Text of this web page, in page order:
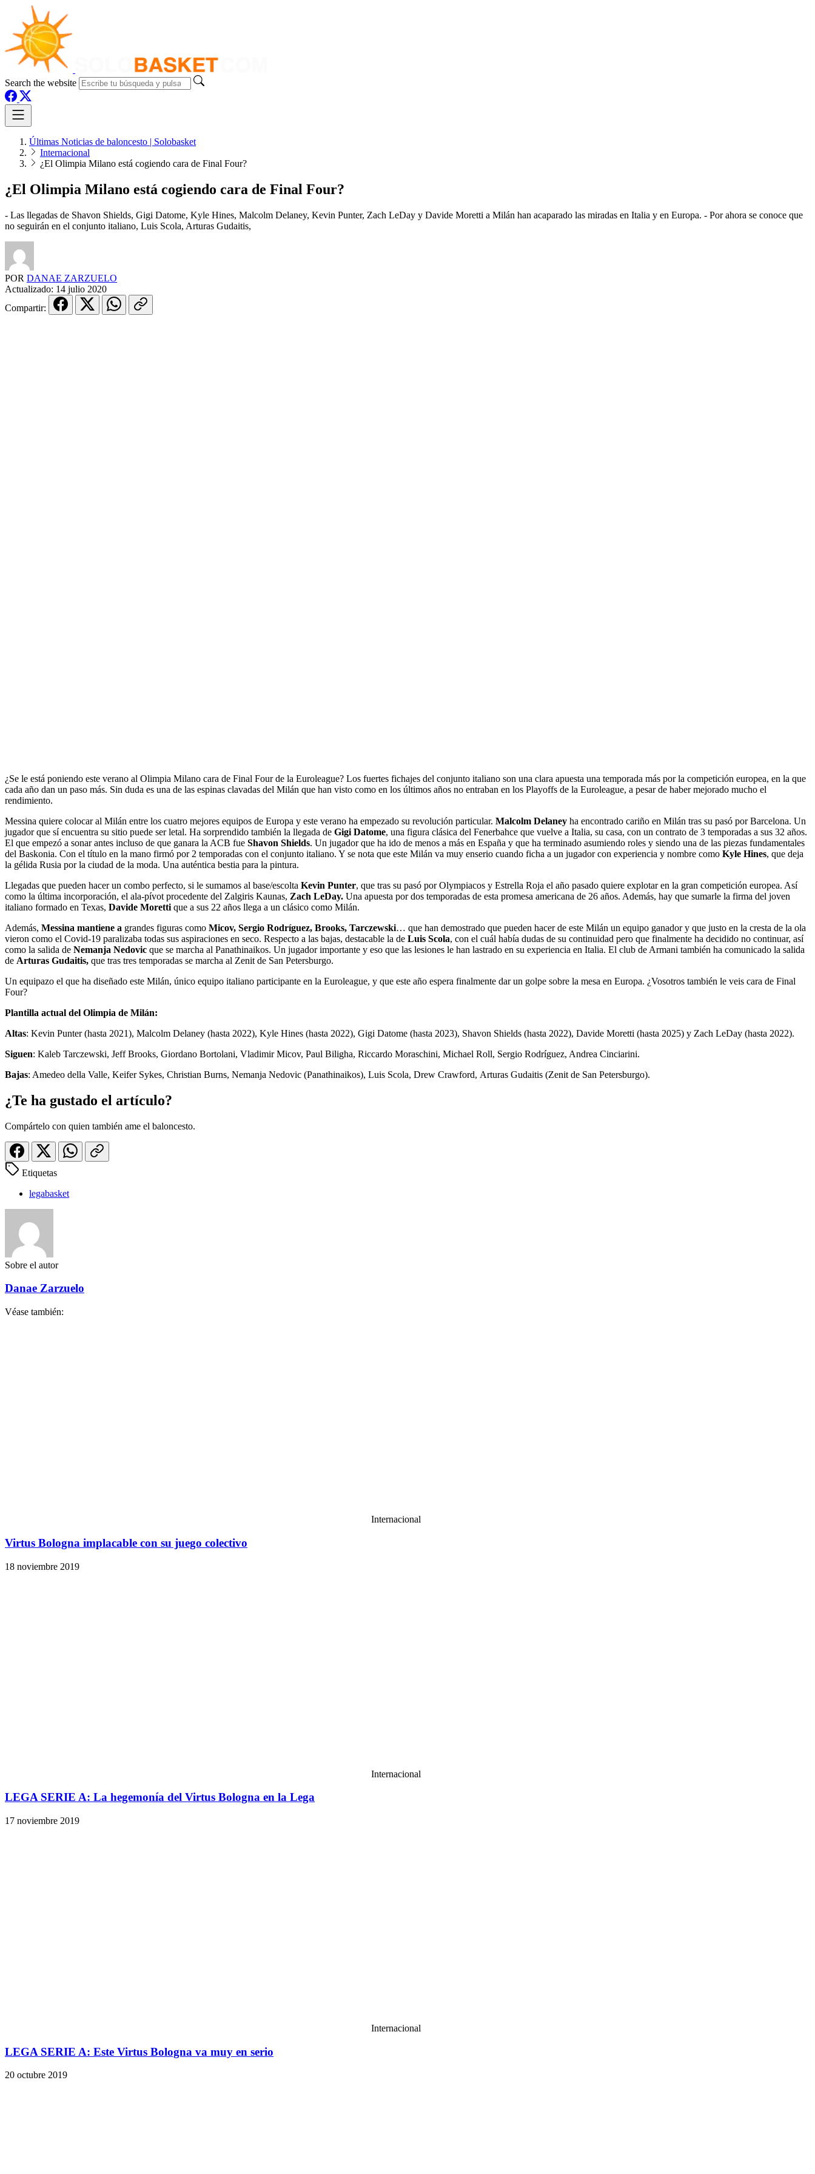
Search the website
Últimas Noticias de baloncesto | Solobasket
Internacional
¿El Olimpia Milano está cogiendo cara de Final Four?
¿El Olimpia Milano está cogiendo cara de Final Four?
- Las llegadas de Shavon Shields, Gigi Datome, Kyle Hines, Malcolm Delaney, Kevin Punter, Zach LeDay y Davide Moretti a Milán han acaparado las miradas en Italia y en Europa. - Por ahora se conoce que
no seguirán en el conjunto italiano, Luis Scola, Arturas Gudaitis,
POR DANAE ZARZUELO
Actualizado: 14 julio 2020
Compartir:
¿Se le está poniendo este verano al Olimpia Milano cara de Final Four de la Euroleague? Los fuertes fichajes del conjunto italiano son una clara apuesta una temporada más por la competición europea, en la que
cada año dan un paso más. Sin duda es una de las espinas clavadas del Milán que han visto como en los últimos años no entraban en los Playoffs de la Euroleague, a pesar de haber mejorado mucho el
rendimiento.
Messina quiere colocar al Milán entre los cuatro mejores equipos de Europa y este verano ha empezado su revolución particular. Malcolm Delaney ha encontrado cariño en Milán tras su pasó por Barcelona. Un
jugador que sí encuentra su sitio puede ser letal. Ha sorprendido también la llegada de Gigi Datome, una figura clásica del Fenerbahce que vuelve a Italia, su casa, con un contrato de 3 temporadas a sus 32 años.
El que empezó a sonar antes incluso de que ganara la ACB fue Shavon Shields. Un jugador que ha ido de menos a más en España y que ha terminado asumiendo roles y siendo una de las piezas fundamentales
del Baskonia. Con el título en la mano firmó por 2 temporadas con el conjunto italiano. Y se nota que este Milán va muy enserio cuando ficha a un jugador con experiencia y nombre como Kyle Hines, que deja
la gélida Rusia por la ciudad de la moda. Una auténtica bestia para la pintura.
Llegadas que pueden hacer un combo perfecto, si le sumamos al base/escolta Kevin Punter, que tras su pasó por Olympiacos y Estrella Roja el año pasado quiere explotar en la gran competición europea. Así
como la última incorporación, el ala-pívot procedente del Zalgiris Kaunas, Zach LeDay. Una apuesta por dos temporadas de esta promesa americana de 26 años. Además, hay que sumarle la firma del joven
italiano formado en Texas, Davide Moretti que a sus 22 años llega a un clásico como Milán.
Además, Messina mantiene a grandes figuras como Micov, Sergio Rodríguez, Brooks, Tarczewski… que han demostrado que pueden hacer de este Milán un equipo ganador y que justo en la cresta de la ola
vieron como el Covid-19 paralizaba todas sus aspiraciones en seco. Respecto a las bajas, destacable la de Luis Scola, con el cuál había dudas de su continuidad pero que finalmente ha decidido no continuar, así
como la salida de Nemanja Nedovic que se marcha al Panathinaikos. Un jugador importante y eso que las lesiones le han lastrado en su experiencia en Italia. El club de Armani también ha comunicado la salida
de Arturas Gudaitis, que tras tres temporadas se marcha al Zenit de San Petersburgo.
Un equipazo el que ha diseñado este Milán, único equipo italiano participante en la Euroleague, y que este año espera finalmente dar un golpe sobre la mesa en Europa. ¿Vosotros también le veis cara de Final
Four?
Plantilla actual del Olimpia de Milán:
Altas: Kevin Punter (hasta 2021), Malcolm Delaney (hasta 2022), Kyle Hines (hasta 2022), Gigi Datome (hasta 2023), Shavon Shields (hasta 2022), Davide Moretti (hasta 2025) y Zach LeDay (hasta 2022).
Siguen: Kaleb Tarczewski, Jeff Brooks, Giordano Bortolani, Vladimir Micov, Paul Biligha, Riccardo Moraschini, Michael Roll, Sergio Rodríguez, Andrea Cinciarini.
Bajas: Amedeo della Valle, Keifer Sykes, Christian Burns, Nemanja Nedovic (Panathinaikos), Luis Scola, Drew Crawford, Arturas Gudaitis (Zenit de San Petersburgo).
¿Te ha gustado el artículo?
Compártelo con quien también ame el baloncesto.
Etiquetas
legabasket
Sobre el autor
Danae Zarzuelo
Véase también:
Internacional
Virtus Bologna implacable con su juego colectivo
18 noviembre 2019
Internacional
LEGA SERIE A: La hegemonía del Virtus Bologna en la Lega
17 noviembre 2019
Internacional
LEGA SERIE A: Este Virtus Bologna va muy en serio
20 octubre 2019